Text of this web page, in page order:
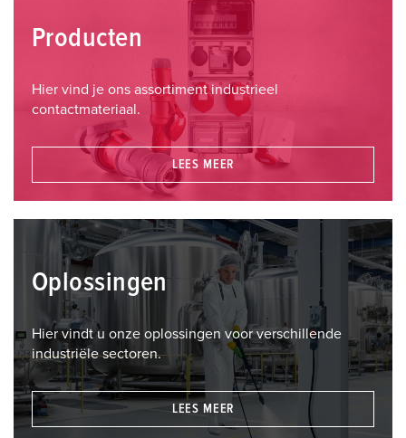
Producten
Hier vind je ons assortiment industrieel
contactmateriaal.
LEES MEER
Oplossingen
Hier vindt u onze oplossingen voor verschillende
industriële sectoren.
LEES MEER